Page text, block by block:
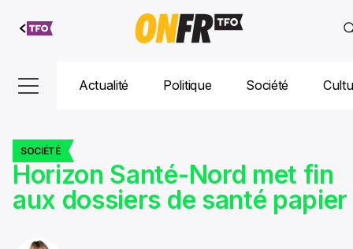
Aller au
contenu
Actualité Politique Société
SOCIÉTÉ
Horizon Santé-Nord met fin
aux dossiers de santé papier